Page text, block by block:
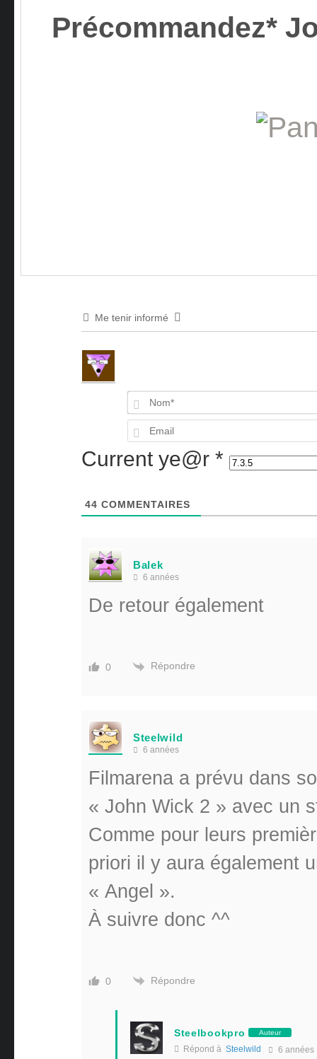
Précommandez*
Me tenir informé
Current ye@r *
44 COMMENTAIRES
Balek
6 années
De retour également
0 Répondre
Steelwild
6 années
Filmarena a prévu dans
« John Wick 2 » avec un
Comme pour leurs
priori il y aura également
« Angel ».
À suivre donc ^^
0 Répondre
Steelbookpro Auteur
Répond à Steelwild 6 années